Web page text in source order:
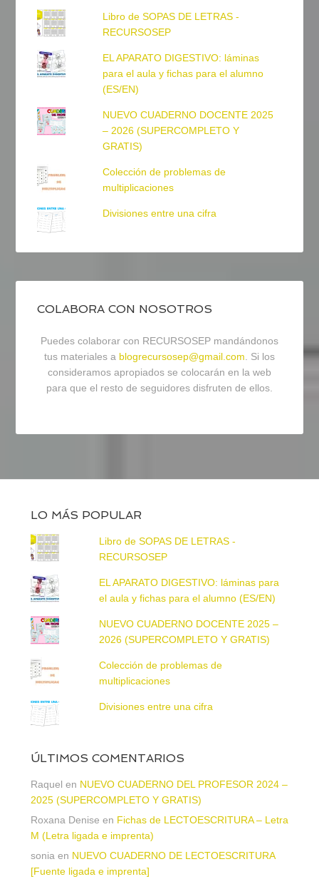
Libro de SOPAS DE LETRAS -
RECURSOSEP
EL APARATO DIGESTIVO: láminas
para el aula y fichas para el alumno
(ES/EN)
NUEVO CUADERNO DOCENTE 2025
– 2026 (SUPERCOMPLETO Y
GRATIS)
Colección de problemas de
multiplicaciones
Divisiones entre una cifra
COLABORA CON NOSOTROS
Puedes colaborar con RECURSOSEP mandándonos
tus materiales a blogrecursosep@gmail.com. Si los
consideramos apropiados se colocarán en la web
para que el resto de seguidores disfruten de ellos.
LO MÁS POPULAR
Libro de SOPAS DE LETRAS -
RECURSOSEP
EL APARATO DIGESTIVO: láminas para
el aula y fichas para el alumno (ES/EN)
NUEVO CUADERNO DOCENTE 2025 –
2026 (SUPERCOMPLETO Y GRATIS)
Colección de problemas de
multiplicaciones
Divisiones entre una cifra
ÚLTIMOS COMENTARIOS
Raquel en NUEVO CUADERNO DEL PROFESOR 2024 –
2025 (SUPERCOMPLETO Y GRATIS)
Roxana Denise en Fichas de LECTOESCRITURA – Letra
M (Letra ligada e imprenta)
sonia en NUEVO CUADERNO DE LECTOESCRITURA
[Fuente ligada e imprenta]